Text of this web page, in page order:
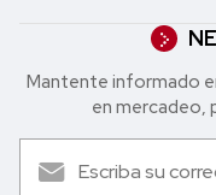
Mantente informado
en mercadeo,